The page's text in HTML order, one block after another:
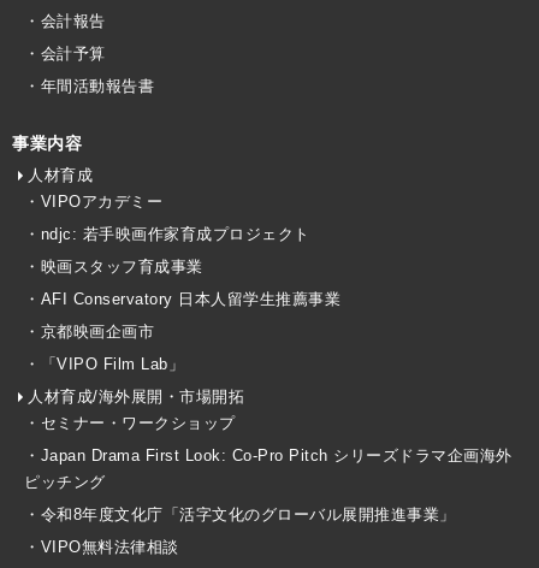
・会計報告
・会計予算
・年間活動報告書
事業内容
人材育成
・VIPOアカデミー
・ndjc: 若手映画作家育成プロジェクト
・映画スタッフ育成事業
・AFI Conservatory 日本人留学生推薦事業
・京都映画企画市
・「VIPO Film Lab」
人材育成/海外展開・市場開拓
・セミナー・ワークショップ
・Japan Drama First Look: Co-Pro Pitch シリーズドラマ企画海外
ピッチング
・令和8年度文化庁「活字文化のグローバル展開推進事業」
・VIPO無料法律相談